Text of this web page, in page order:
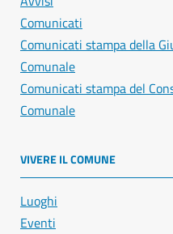
Comunicati
Comunicati stampa della
Comunale
Comunicati stampa del
Comunale
VIVERE IL COMUNE
Luoghi
Eventi